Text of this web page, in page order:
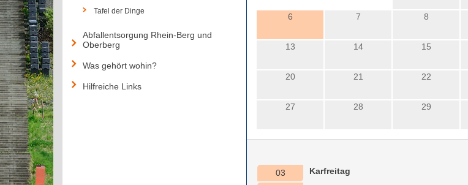
6 7 8
13 14 15
20 21 22
27 28 29
03
Karfreitag
Tafel der Dinge
Abfallentsorgung Rhein-Berg und
Oberberg
Was gehört wohin?
Hilfreiche Links